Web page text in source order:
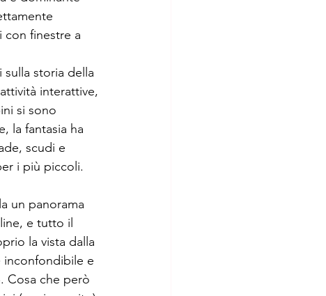
con finestre a
storia della
interattive,
si sono
la fantasia ha
scudi e
i più piccoli.
un panorama
e tutto il
la vista dalla
inconfondibile e
Cosa che però